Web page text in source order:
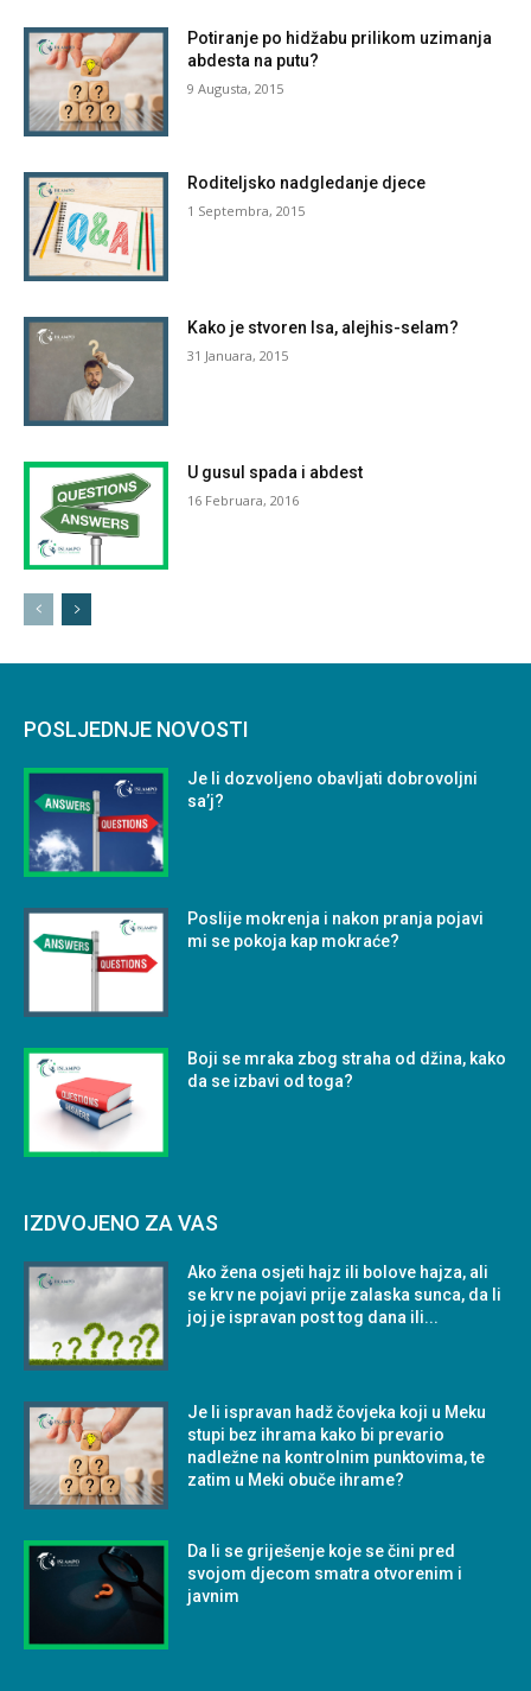
Potiranje po hidžabu prilikom uzimanja
abdesta na putu?
9 Augusta, 2015
Roditeljsko nadgledanje djece
1 Septembra, 2015
Kako je stvoren Isa, alejhis-selam?
31 Januara, 2015
U gusul spada i abdest
16 Februara, 2016
POSLJEDNJE NOVOSTI
Je li dozvoljeno obavljati dobrovoljni
sa’j?
Poslije mokrenja i nakon pranja pojavi
mi se pokoja kap mokraće?
Boji se mraka zbog straha od džina, kako
da se izbavi od toga?
IZDVOJENO ZA VAS
Ako žena osjeti hajz ili bolove hajza, ali
se krv ne pojavi prije zalaska sunca, da li
joj je ispravan post tog dana ili...
Je li ispravan hadž čovjeka koji u Meku
stupi bez ihrama kako bi prevario
nadležne na kontrolnim punktovima, te
zatim u Meki obuče ihrame?
Da li se griješenje koje se čini pred
svojom djecom smatra otvorenim i
javnim